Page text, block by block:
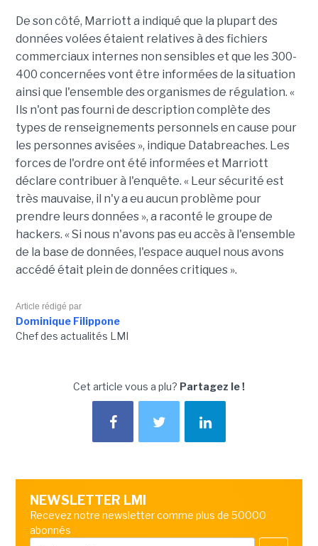
De son côté, Marriott a indiqué que la plupart des
données volées étaient relatives à des fichiers
commerciaux internes non sensibles et que les 300-
400 concernées vont être informées de la situation
ainsi que l'ensemble des organismes de régulation. «
Ils n'ont pas fourni de description complète des
types de renseignements personnels en cause pour
les personnes avisées », indique Databreaches. Les
forces de l'ordre ont été informées et Marriott
déclare contribuer à l'enquête. « Leur sécurité est
très mauvaise, il n'y a eu aucun problème pour
prendre leurs données », a raconté le groupe de
hackers. « Si nous n'avons pas eu accès à l'ensemble
de la base de données, l'espace auquel nous avons
accédé était plein de données critiques ».
Article rédigé par
Dominique Filippone
Chef des actualités LMI
Cet article vous a plu? Partagez le !
NEWSLETTER LMI
Recevez notre newsletter comme plus de 50000
abonnés